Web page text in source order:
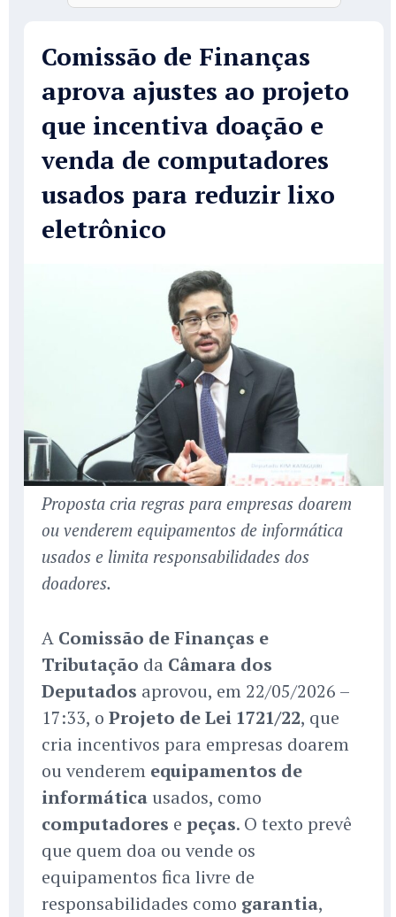
Comissão de Finanças
aprova ajustes ao projeto
que incentiva doação e
venda de computadores
usados para reduzir lixo
eletrônico
Proposta cria regras para empresas doarem
ou venderem equipamentos de informática
usados e limita responsabilidades dos
doadores.
A Comissão de Finanças e
Tributação da Câmara dos
Deputados aprovou, em 22/05/2026 –
17:33, o Projeto de Lei 1721/22, que
cria incentivos para empresas doarem
ou venderem equipamentos de
informática usados, como
computadores e peças. O texto prevê
que quem doa ou vende os
equipamentos fica livre de
responsabilidades como garantia,